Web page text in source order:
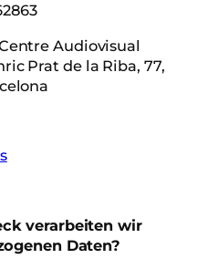
Audiovisual
Prat de la Riba, 77,
verarbeiten wir
Daten?